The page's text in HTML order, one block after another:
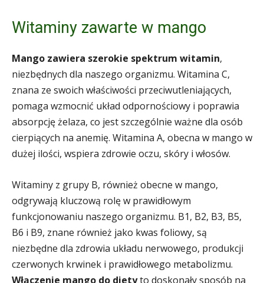
Witaminy zawarte w mango
Mango zawiera szerokie spektrum witamin,
niezbędnych dla naszego organizmu. Witamina C,
znana ze swoich właściwości przeciwutleniających,
pomaga wzmocnić układ odpornościowy i poprawia
absorpcję żelaza, co jest szczególnie ważne dla osób
cierpiących na anemię. Witamina A, obecna w mango w
dużej ilości, wspiera zdrowie oczu, skóry i włosów.
Witaminy z grupy B, również obecne w mango,
odgrywają kluczową rolę w prawidłowym
funkcjonowaniu naszego organizmu. B1, B2, B3, B5,
B6 i B9, znane również jako kwas foliowy, są
niezbędne dla zdrowia układu nerwowego, produkcji
czerwonych krwinek i prawidłowego metabolizmu.
Włączenie mango do dietyto doskonały sposób na